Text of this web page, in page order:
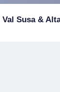
Susa &